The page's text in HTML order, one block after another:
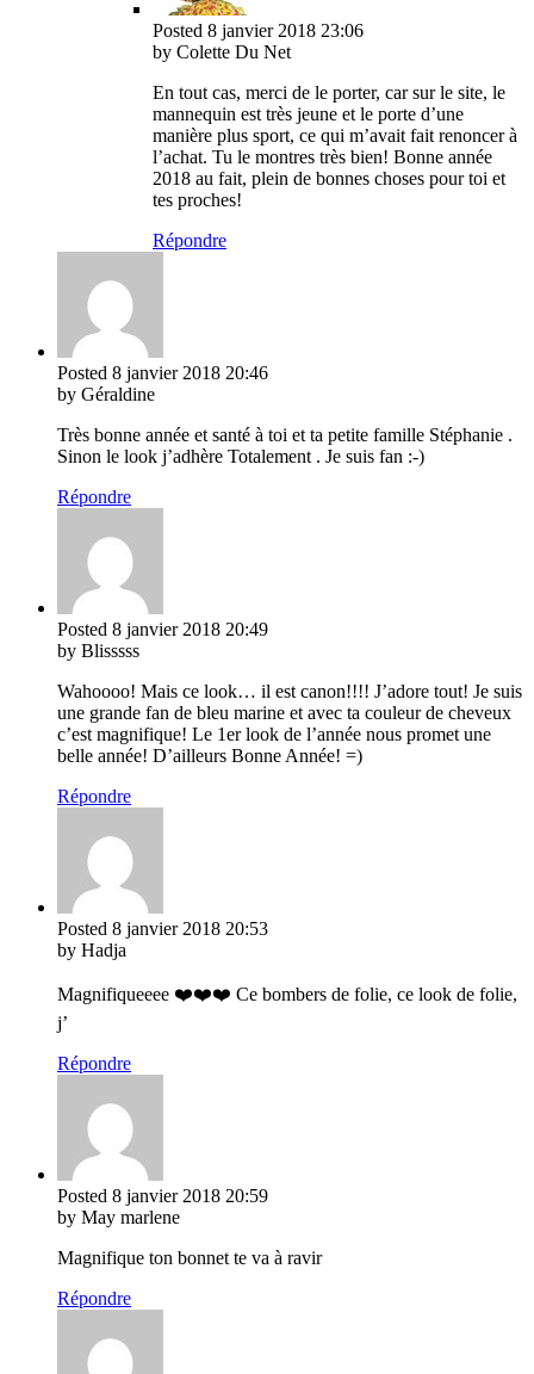
Posted 8 janvier 2018 23:06
by Colette Du Net
En tout cas, merci de le porter, car sur le site, le
mannequin est très jeune et le porte d’une
manière plus sport, ce qui m’avait fait renoncer à
l’achat. Tu le montres très bien! Bonne année
2018 au fait, plein de bonnes choses pour toi et
tes proches!
Répondre
Posted 8 janvier 2018 20:46
by Géraldine
Très bonne année et santé à toi et ta petite famille Stéphanie .
Sinon le look j’adhère Totalement . Je suis fan :-)
Répondre
Posted 8 janvier 2018 20:49
by Blisssss
Wahoooo! Mais ce look… il est canon!!!! J’adore tout! Je suis
une grande fan de bleu marine et avec ta couleur de cheveux
c’est magnifique! Le 1er look de l’année nous promet une
belle année! D’ailleurs Bonne Année! =)
Répondre
Posted 8 janvier 2018 20:53
by Hadja
Magnifiqueeee ❤️❤️❤️ Ce bombers de folie, ce look de folie,
j’
Répondre
Posted 8 janvier 2018 20:59
by May marlene
Magnifique ton bonnet te va à ravir
Répondre